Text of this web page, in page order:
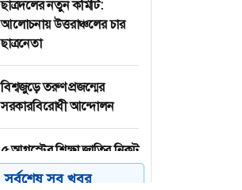
ছাত্রদলের নতুন কমিটি:
আলোচনায় উত্তরাঞ্চলের চার
ছাত্রনেতা
বিশ্বজুড়ে তরুণ প্রজন্মের
সরকারবিরোধী আন্দোলন
৫ আগস্টের শিক্ষা জাতির নিকট
অনুসরণীয়
সর্বশেষ সব খবর